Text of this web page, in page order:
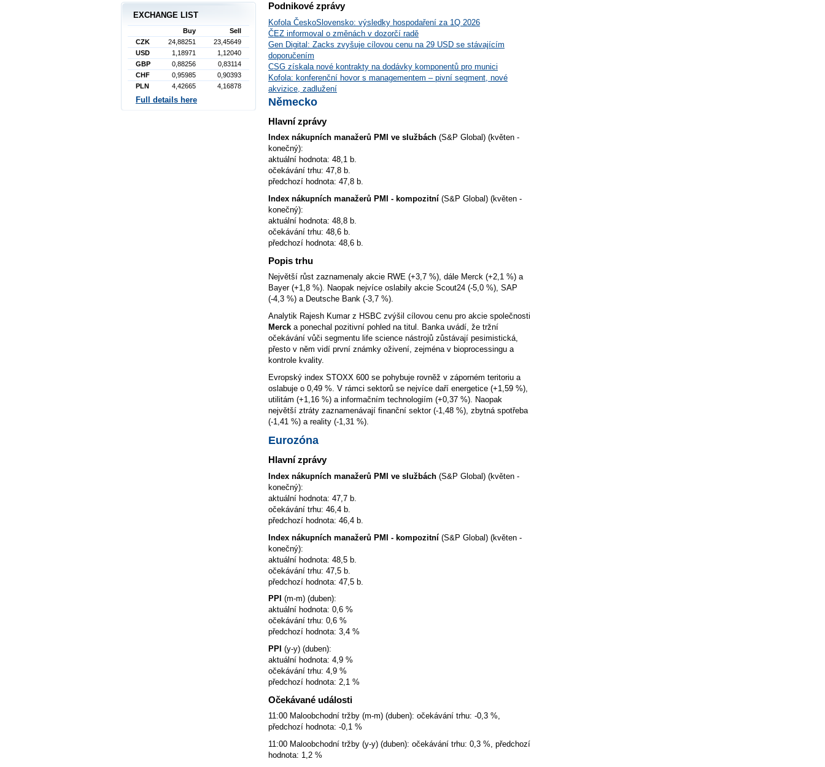
Podnikové zprávy
Kofola ČeskoSlovensko: výsledky hospodaření za 1Q 2026
ČEZ informoval o změnách v dozorčí radě
Gen Digital: Zacks zvyšuje cílovou cenu na 29 USD se stávajícím
doporučením
CSG získala nové kontrakty na dodávky komponentů pro munici
Kofola: konferenční hovor s managementem – pivní segment, nové
akvizice, zadlužení
Německo
Hlavní zprávy
Index nákupních manažerů PMI ve službách (S&P Global) (květen -
konečný):
aktuální hodnota: 48,1 b.
očekávání trhu: 47,8 b.
předchozí hodnota: 47,8 b.
Index nákupních manažerů PMI - kompozitní (S&P Global) (květen -
konečný):
aktuální hodnota: 48,8 b.
očekávání trhu: 48,6 b.
předchozí hodnota: 48,6 b.
Popis trhu
Největší růst zaznamenaly akcie RWE (+3,7 %), dále Merck (+2,1 %) a
Bayer (+1,8 %). Naopak nejvíce oslabily akcie Scout24 (-5,0 %), SAP
(-4,3 %) a Deutsche Bank (-3,7 %).
Analytik Rajesh Kumar z HSBC zvýšil cílovou cenu pro akcie společnosti
Merck a ponechal pozitivní pohled na titul. Banka uvádí, že tržní
očekávání vůči segmentu life science nástrojů zůstávají pesimistická,
přesto v něm vidí první známky oživení, zejména v bioprocessingu a
kontrole kvality.
Evropský index STOXX 600 se pohybuje rovněž v záporném teritoriu a
oslabuje o 0,49 %. V rámci sektorů se nejvíce daří energetice (+1,59 %),
utilitám (+1,16 %) a informačním technologiím (+0,37 %). Naopak
největší ztráty zaznamenávají finanční sektor (-1,48 %), zbytná spotřeba
(-1,41 %) a reality (-1,31 %).
Eurozóna
Hlavní zprávy
Index nákupních manažerů PMI ve službách (S&P Global) (květen -
konečný):
aktuální hodnota: 47,7 b.
očekávání trhu: 46,4 b.
předchozí hodnota: 46,4 b.
Index nákupních manažerů PMI - kompozitní (S&P Global) (květen -
konečný):
aktuální hodnota: 48,5 b.
očekávání trhu: 47,5 b.
předchozí hodnota: 47,5 b.
PPI (m-m) (duben):
aktuální hodnota: 0,6 %
očekávání trhu: 0,6 %
předchozí hodnota: 3,4 %
PPI (y-y) (duben):
aktuální hodnota: 4,9 %
očekávání trhu: 4,9 %
předchozí hodnota: 2,1 %
Očekávané události
11:00 Maloobchodní tržby (m-m) (duben): očekávání trhu: -0,3 %,
předchozí hodnota: -0,1 %
11:00 Maloobchodní tržby (y-y) (duben): očekávání trhu: 0,3 %, předchozí
hodnota: 1,2 %
EXCHANGE LIST
Buy
Sell
CZK
24,88251
23,45649
USD
1,18971
1,12040
GBP
0,88256
0,83114
CHF
0,95985
0,90393
PLN
4,42665 4,16878
Full details here